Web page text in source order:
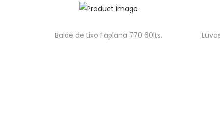
Balde de Lixo Faplana 770 60lts.